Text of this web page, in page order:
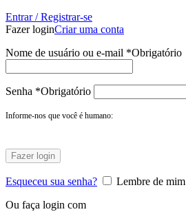
Entrar / Registrar-se
Fazer loginCriar uma conta
Nome de usuário ou e-mail *Obrigatório
Senha *Obrigatório
Informe-nos que você é humano:
Fazer login
Esqueceu sua senha?
Lembre de mim
Ou faça login com